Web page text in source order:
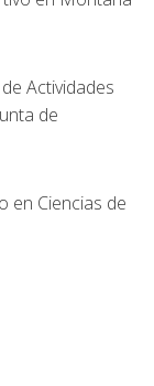
Actividades
de
en Ciencias de